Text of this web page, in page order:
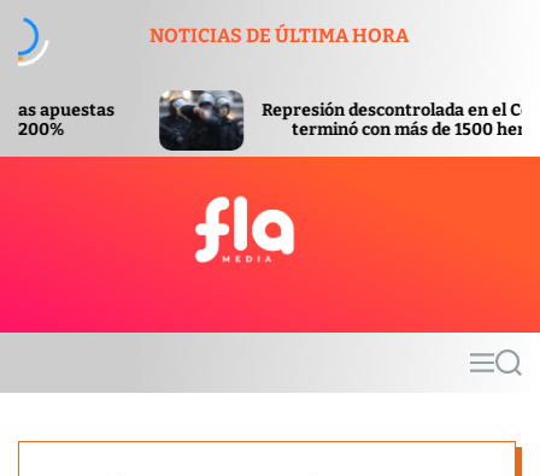
t
NOTICIAS DE ÚLTIMA HORA
Represión descontrolada en el Congreso
terminó con más de 1500 heridos
a
MS